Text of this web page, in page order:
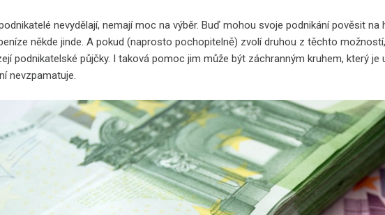
nevydělají, nemají moc na výběr. Buď mohou svoje podnikání pověsit
někde jinde. A pokud (naprosto pochopitelně) zvolí druhou z těchto
podnikatelské půjčky. I taková pomoc jim může být záchranným kruhem, který
nevzpamatuje.